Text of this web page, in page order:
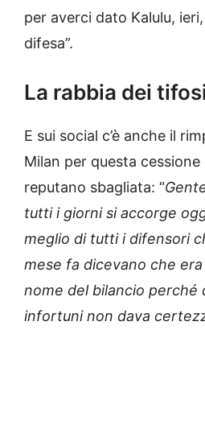
per averci dato Kalulu,
difesa”.
La rabbia dei
E sui social c’è anche il
Milan per questa
reputano sbagliata: “
tutti i giorni si accorge
meglio di tutti i difensori
mese fa dicevano che
nome del bilancio perché
infortuni non dava